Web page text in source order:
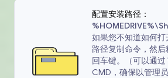
配置安装路径：
如果您不知道如何
路径复制命令，然
回车键。（可以通过
CMD，确保以管理